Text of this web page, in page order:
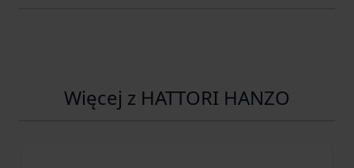
Więcej z HATTORI HANZO